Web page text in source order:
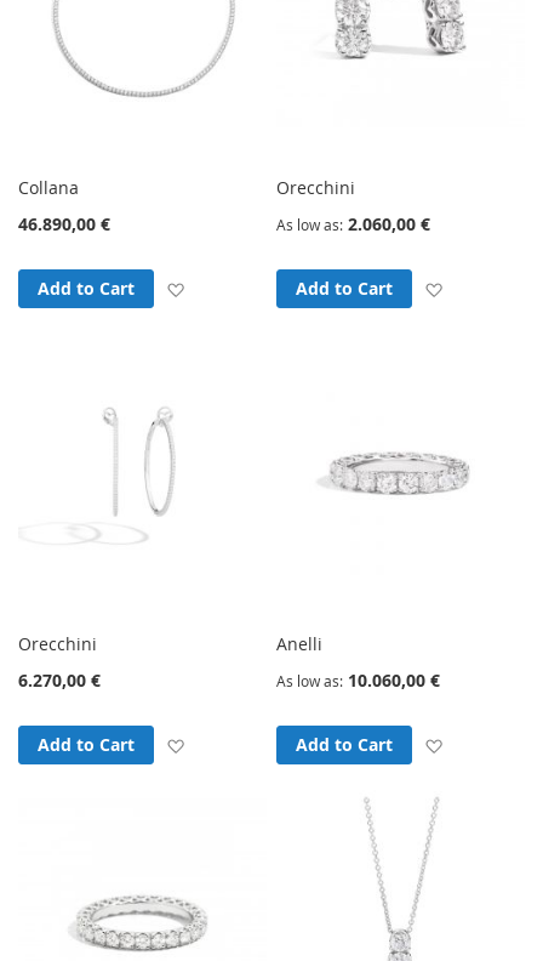
Collana
46.890,00 €
Add to Cart Add to Wish List
Orecchini
As low as 2.060,00 €
Add to Cart
Orecchini
6.270,00 €
Add to Cart Add to Wish List
Anelli
As low as 10.060,00 €
Add to Cart